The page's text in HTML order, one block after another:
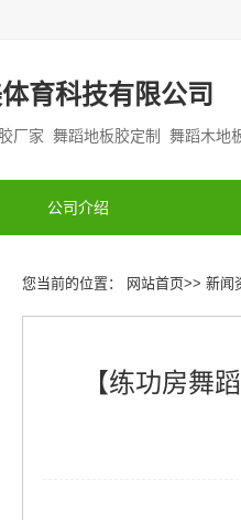
育科技有限公司
厂家 舞蹈地板胶定制 舞蹈木
公司介绍
您当前的位置： 网站首页>> 新闻
【练功房舞